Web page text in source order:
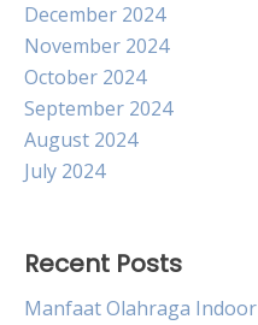
December 2024
November 2024
October 2024
September 2024
August 2024
July 2024
Recent Posts
Manfaat Olahraga